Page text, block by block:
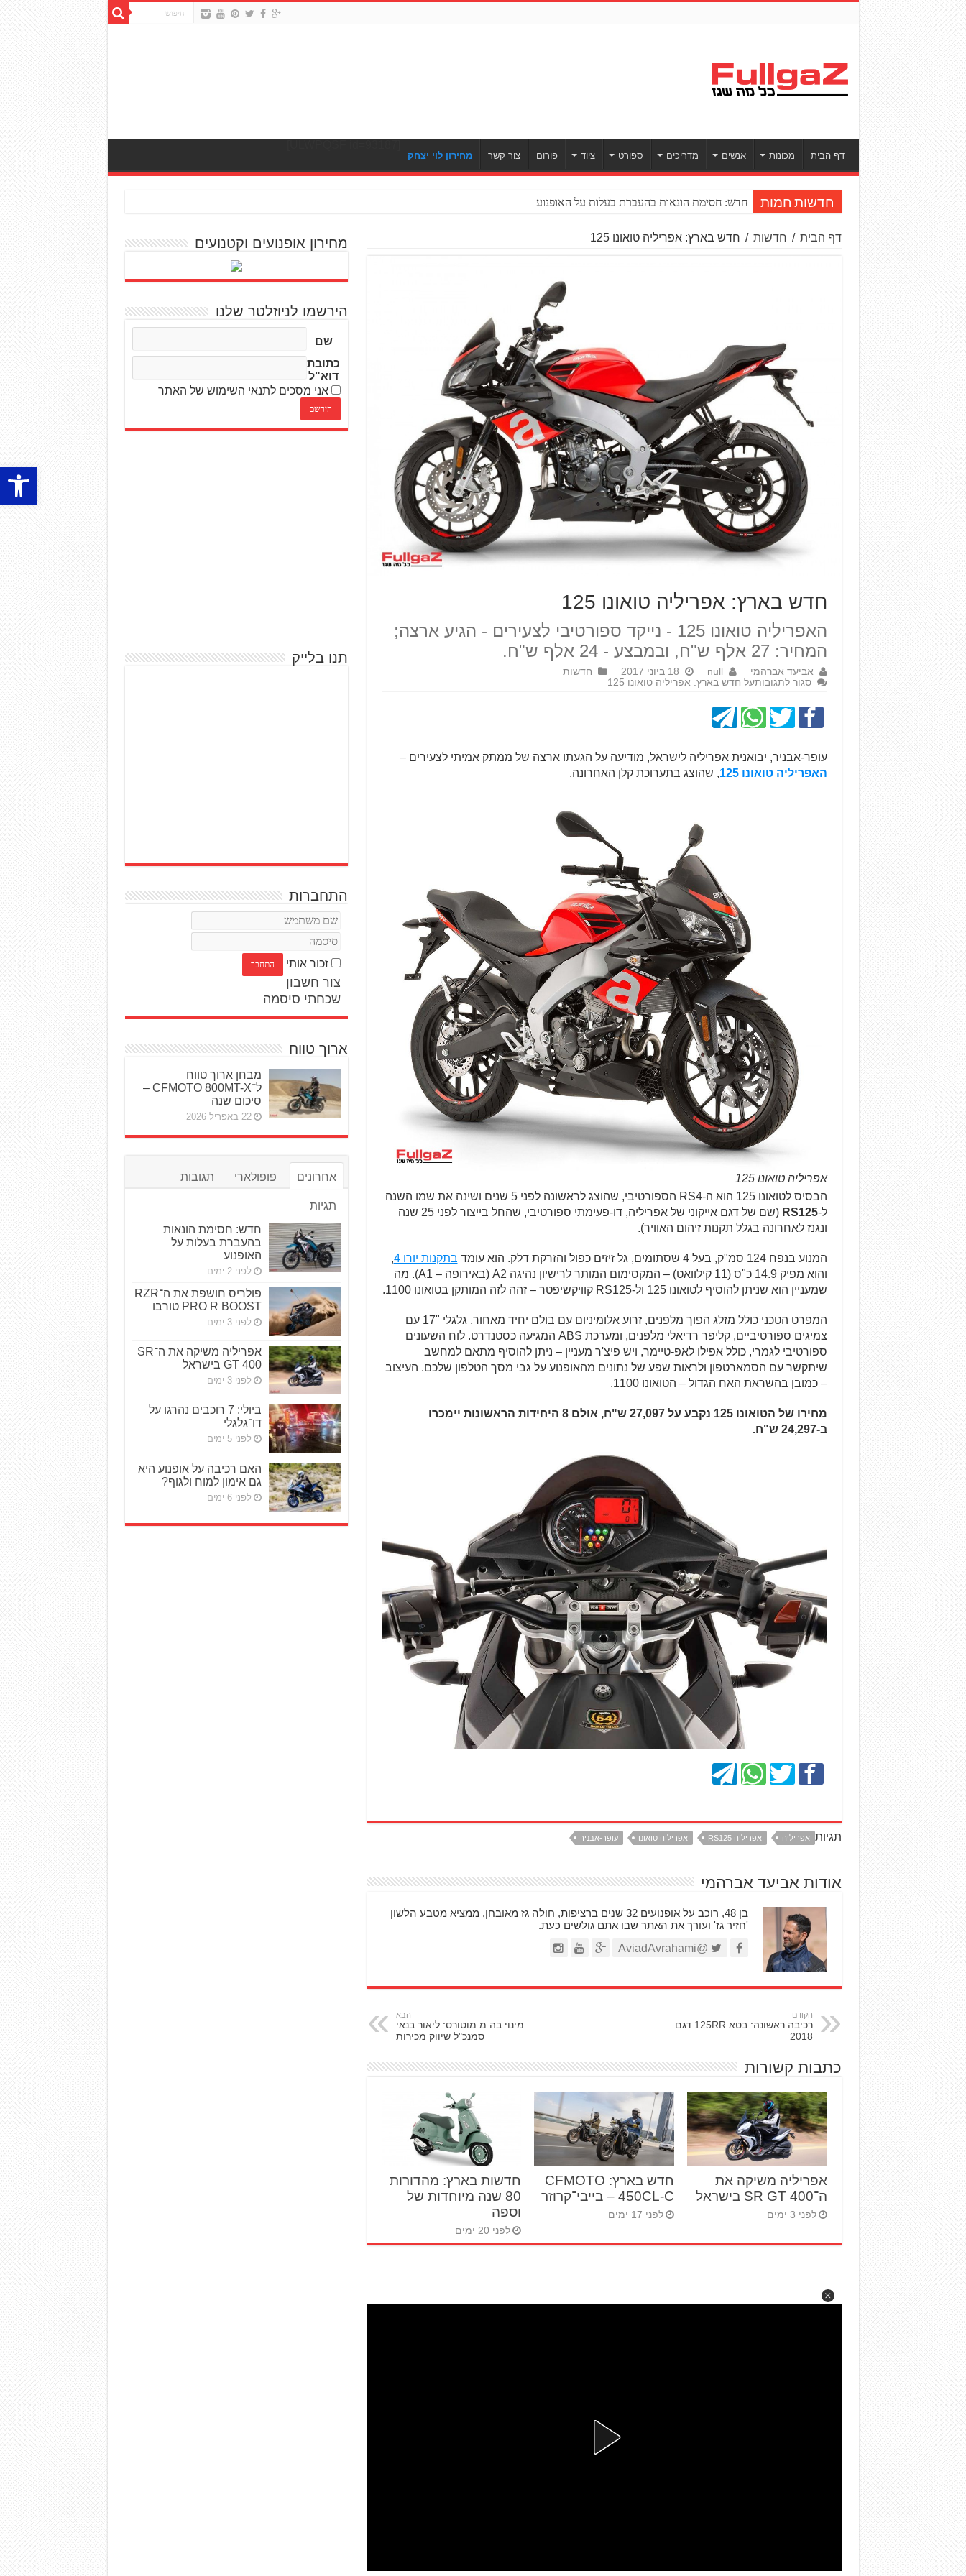
פתח
דף הבית מכונות אנשים מדריכים ספורט ציוד פורום צור קשר מחירון לוי יצחק
חדשות חמות חדש: חסימת הונאות בהעברת בעלות על האופנוע
דף הבית / חדשות / חדש בארץ: אפריליה טואונו 125
חדש בארץ: אפריליה טואונו 125
האפריליה טואונו 125 - נייקד ספורטיבי לצעירים - הגיע ארצה;
המחיר: 27 אלף ש"ח, ובמבצע - 24 אלף ש"ח.
אביעד אברהמי null 18 ביוני 2017
חדשות
סגור לתגובותעל חדש בארץ: אפריליה טואונו 125
עופר-אבניר, יבואנית אפריליה לישראל, מודיעה על הגעתו ארצה של ממתק אמיתי לצעירים –
האפריליה טואונו 125
, שהוצג בתערוכת קלן האחרונה.
אפריליה טואונו 125
הבסיס לטואונו 125 הוא ה-RS4 הספורטיבי, שהוצג לראשונה לפני 5 שנים ושינה את שמו השנה
ל-RS125
(שם של דגם אייקוני של אפריליה, דו-פעימתי ספורטיבי, שהחל בייצור לפני 25 שנה
ונגנז לאחרונה בגלל תקנות זיהום האוויר).
המנוע בנפח 124 סמ"ק, בעל 4 שסתומים, גל זיזים כפול והזרקת דלק. הוא עומד בתקנות יורו 4 ,
והוא מפיק 14.9 כ"ס (11 קילוואט) – המקסימום המותר לרישיון נהיגה A2 (באירופה – A1). מה
שמעניין הוא שניתן להוסיף לטואונו 125 ול-RS125 קוויקשיפטר – זהה לזה המותקן בטואונו 1100.
המפרט הטכני כולל מזלג הפוך מלפנים, זרוע אלומיניום עם בולם יחיד מאחור, גלגלי "17 עם
צמיגים ספורטיביים, קליפר רדיאלי מלפנים, ומערכת ABS המגיעה כסטנדרט. לוח השעונים
ספורטיבי לגמרי, כולל אפילו לאפ-טיימר, ויש פיצ'ר מעניין – ניתן להוסיף מתאם למחשב
שיתקשר עם הסמארטפון ולראות שפע של נתונים מהאופנוע על גבי מסך הטלפון שלכם. העיצוב
– כמובן בהשראת האח הגדול – הטואונו 1100.
מחירו של הטואונו 125 נקבע על 27,097 ש"ח, אולם 8 היחידות הראשונות יימכרו
ב-24,297 ש"ח.
תגיות אפריליה אפריליה RS125 אפריליה טואונו עופר-אבניר
אודות אביעד אברהמי
בן 48, רוכב על אופנועים 32 שנים ברציפות, חולה גז מאובחן, ממציא מטבע הלשון
'חזיר גז' ועורך את האתר שבו אתם גולשים כעת.
@AviadAvrahami
הקודם
רכיבה ראשונה: בטא 125RR דגם
2018
הבא
מינוי בה.מ מוטורס: ליאור בנאי
סמנכ"ל שיווק מכירות
כתבות קשורות
אפריליה משיקה את
ה־SR GT 400 בישראל
לפני 3 ימים
חדש בארץ: CFMOTO
450CL-C – בייבי־קרוזר
לפני 17 ימים
חדשות בארץ: מהדורות
80 שנה מיוחדות של
וספה
לפני 20 ימים
מחירון אופנועים וקטנועים
הירשמו לניוזלטר שלנו
שם
כתובת
דוא"ל
אני מסכים לתנאי השימוש של האתר
תנו בלייק
התחברות
זכור אותי
צור חשבון
שכחתי סיסמה
ארוך טווח
מבחן ארוך טווח
ל־CFMOTO 800MT-X –
סיכום שנה
22 באפריל 2026
אחרונים פופולארי תגובות
תגיות
חדש: חסימת הונאות
בהעברת בעלות על
האופנוע
לפני 2 ימים
פולריס חושפת את ה־RZR
PRO R BOOST טורבו
לפני 3 ימים
אפריליה משיקה את ה־SR
GT 400 בישראל
לפני 3 ימים
ביולי: 7 רוכבים נהרגו על
דו־גלגלי
לפני 5 ימים
האם רכיבה על אופנוע היא
גם אימון למוח ולגוף?
לפני 6 ימים